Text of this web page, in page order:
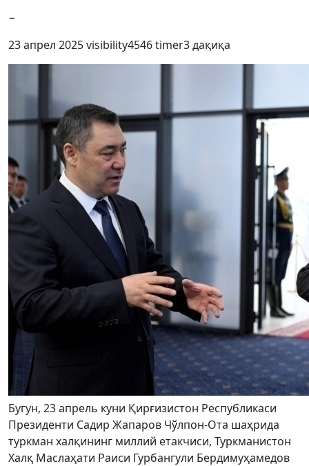
−
23 апрел 2025visibility4546timer3 дақиқа
Бугун, 23 апрель куни Қирғизистон Республикаси
Президенти Садир Жапаров Чўлпон-Ота шаҳрида
туркман халқининг миллий етакчиси, Туркманистон
Халқ Маслаҳати Раиси Гурбангули Бердимуҳамедов